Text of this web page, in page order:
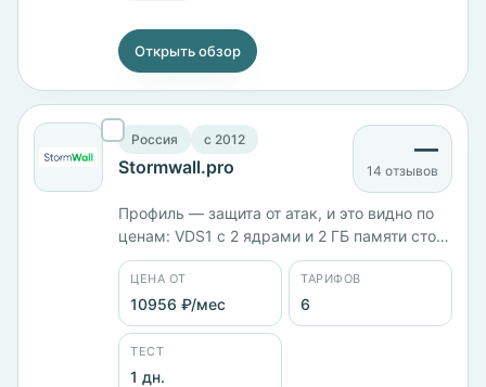
Открыть обзор
Россия c 2012
Stormwall.pro
—
14 отзывов
Профиль — защита от атак, и это видно по
ценам: VDS1 с 2 ядрами и 2 ГБ памяти стоит
10 640 ₽/мес на KVM, VDS2 с 4 ядрами и 8
ГБ — 13 910 ₽/мес, VDS3 с 6 ядрами и 16
ГБ — 21 144 ₽/мес. Шесть стран
размещения, включая Гонконг и Китай.
ЦЕНА ОТ
10956 ₽/мес
ТАРИФОВ
6
ТЕСТ
1 дн.